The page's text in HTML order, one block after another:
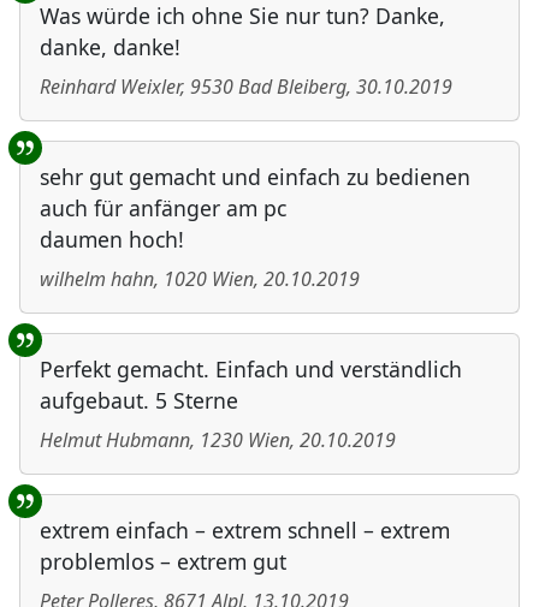
Was würde ich ohne Sie nur tun? Danke,
danke, danke!
Reinhard Weixler, 9530Bad Bleiberg, 30.10.2019
sehr gut gemacht und einfach zu bedienen
auch für anfänger am pc
daumen hoch!
wilhelm hahn, 1020 Wien, 20.10.2019
Perfekt gemacht. Einfach und verständlich
aufgebaut. 5 Sterne
Helmut Hubmann, 1230 Wien, 20.10.2019
extrem einfach – extrem schnell – extrem
problemlos – extrem gut
Peter Polleres, 8671 Alpl, 13.10.2019